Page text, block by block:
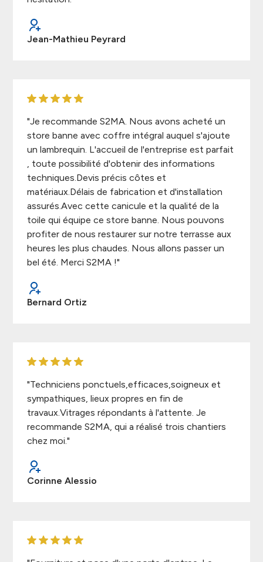
Jean-Mathieu Peyrard
"Je recommande S2MA. Nous avons acheté un
store banne avec coffre intégral auquel s'ajoute
un lambrequin. L'accueil de l'entreprise est parfait
, toute possibilité d'obtenir des informations
techniques.Devis précis côtes et
matériaux.Délais de fabrication et d'installation
assurés.Avec cette canicule et la qualité de la
toile qui équipe ce store banne. Nous pouvons
profiter de nous restaurer sur notre terrasse aux
heures les plus chaudes. Nous allons passer un
bel été. Merci S2MA !"
Bernard Ortiz
"Techniciens ponctuels,efficaces,soigneux et
sympathiques, lieux propres en fin de
travaux.Vitrages répondants à l'attente. Je
recommande S2MA, qui a réalisé trois chantiers
chez moi."
Corinne Alessio